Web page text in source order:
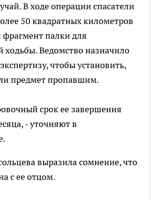
В ходе операции спасатели
50 квадратных километров
палки для
ходьбы. Ведомство назначило
чтобы установить,
предмет пропавшим.
срок ее завершения
- уточняют в
выразила сомнение, что
с ее отцом.